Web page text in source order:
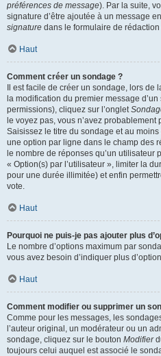
préférences de message). Par la suite,
signature d’être ajoutée à un message
signature dans le formulaire de
Haut
Comment créer un sondage ?
Il est facile de créer un sondage, lors de
la modification du premier message
permissions), cliquez sur l’onglet
le voyez pas, vous n’avez
Saisissez le titre du sondage et au
une option par ligne dans le champ des
le nombre de réponses qu’un utilisateur
« Option(s) par l’utilisateur », limiter la
pour une durée illimitée) et enfin
vote.
Haut
Pourquoi ne puis-je pas ajouter plus
Le nombre d’options maximum par
vous avez besoin d’indiquer plus
Haut
Comment modifier ou supprimer un
Comme pour les messages, les
l’auteur original, un modérateur ou un
sondage, cliquez sur le bouton Modifier
toujours celui auquel est associé le